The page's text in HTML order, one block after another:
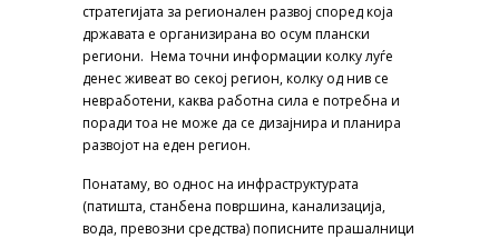
стратегијата за регионален развој според која
државата е организирана во осум плански
региони. Нема точни информации колку луѓе
денес живеат во секој регион, колку од нив се
невработени, каква работна сила е потребна и
поради тоа не може да се дизајнира и планира
развојот на еден регион.
Понатаму, во однос на инфраструктурата
(патишта, станбена површина, канализација,
вода, превозни средства) пописните прашалници